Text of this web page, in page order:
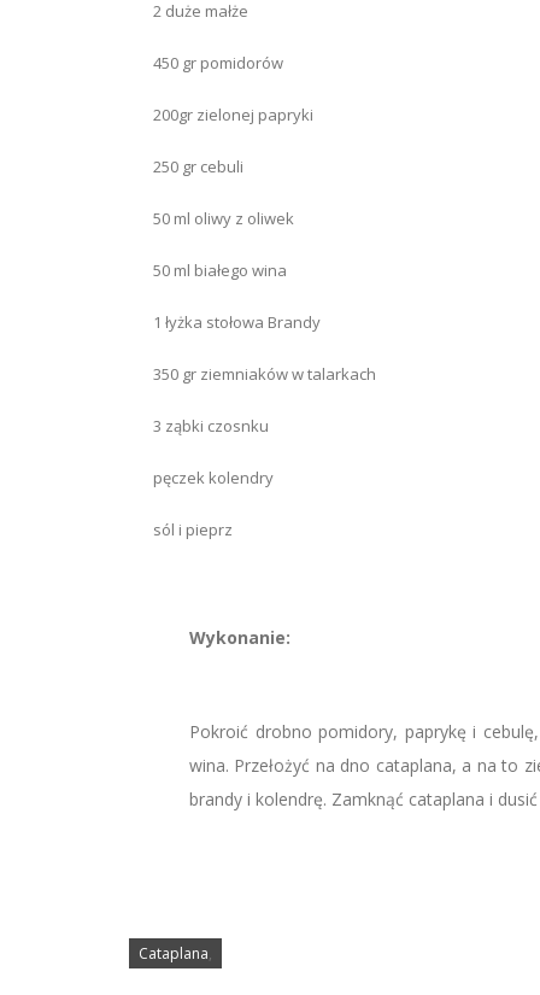
Cataplana,
2 duże małże
450 gr pomidorów
200gr zielonej papryki
250 gr cebuli
50 ml oliwy z oliwek
50 ml białego wina
1 łyżka stołowa Brandy
350 gr ziemniaków w talarkach
3 ząbki czosnku
pęczek kolendry
sól i pieprz
Wykonanie:
Pokroić drobno pomidory, paprykę i
wina. Przełożyć na dno cataplana, a na to
brandy i kolendrę. Zamknąć cataplana i